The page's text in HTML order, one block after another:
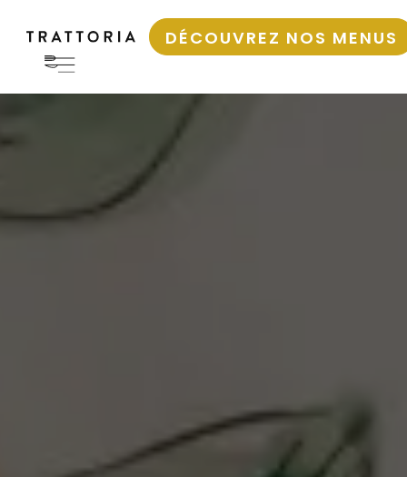
DÉCOUVREZ NOS MENUS
Accueil • Restaurant dans les Ardennes Belges